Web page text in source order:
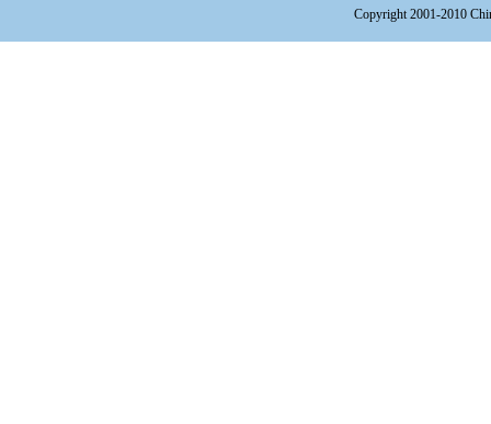
关于回复上海证券交易所《关于四川和邦生物科技股
不特定对象发行可转换公司债券的审核中心意见落实
Copyright 2001-2010